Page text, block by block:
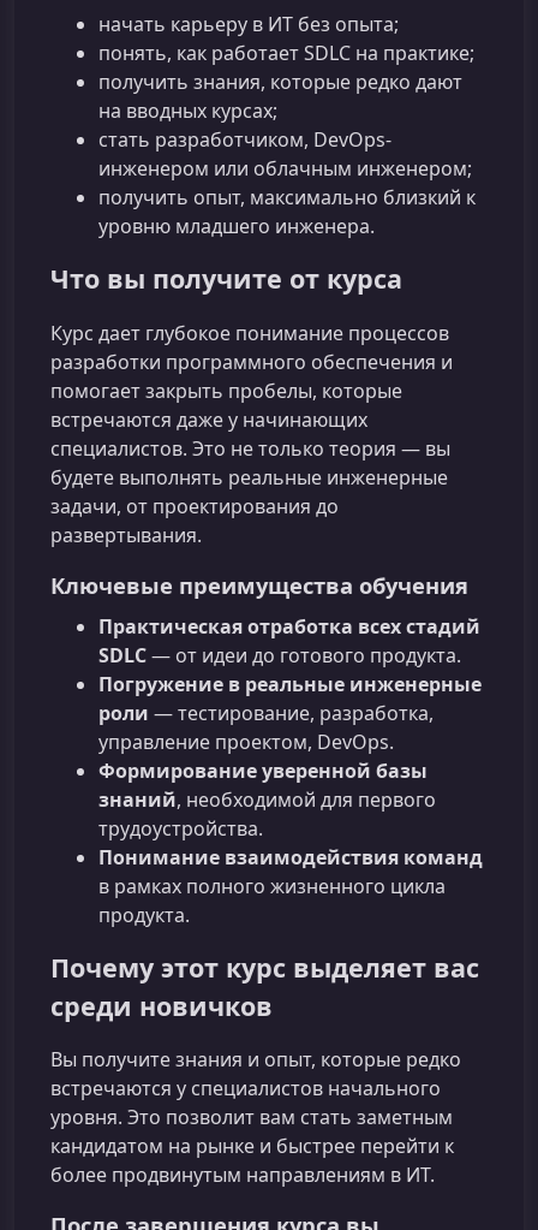
начать карьеру в ИТ без опыта;
понять, как работает SDLC на практике;
получить знания, которые редко дают
на вводных курсах;
стать разработчиком, DevOps-
инженером или облачным инженером;
получить опыт, максимально близкий к
уровню младшего инженера.
Что вы получите от курса
Курс дает глубокое понимание процессов
разработки программного обеспечения и
помогает закрыть пробелы, которые
встречаются даже у начинающих
специалистов. Это не только теория — вы
будете выполнять реальные инженерные
задачи, от проектирования до
развертывания.
Ключевые преимущества обучения
Практическая отработка всех стадий
SDLC— от идеи до готового продукта.
Погружение в реальные инженерные
роли — тестирование, разработка,
управление проектом, DevOps.
Формирование уверенной базы
знаний, необходимой для первого
трудоустройства.
Понимание взаимодействия команд
в рамках полного жизненного цикла
продукта.
Почему этот курс выделяет вас
среди новичков
Вы получите знания и опыт, которые редко
встречаются у специалистов начального
уровня. Это позволит вам стать заметным
кандидатом на рынке и быстрее перейти к
более продвинутым направлениям в ИТ.